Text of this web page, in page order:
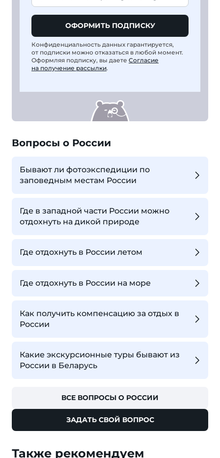
ОФОРМИТЬ ПОДПИСКУ
Конфиденциальность данных гарантируется,
от подписки можно отказаться в любой момент.
Оформляя подписку, вы даете Согласие
на получение рассылки.
Вопросы о России
Бывают ли фотоэкспедиции по
заповедным местам России
Где в западной части России можно
отдохнуть на дикой природе
Где отдохнуть в России летом
Где отдохнуть в России на море
Как получить компенсацию за отдых в
России
Какие экскурсионные туры бывают из
России в Беларусь
ВСЕ ВОПРОСЫ О РОССИИ
ЗАДАТЬ СВОЙ ВОПРОС
Также рекомендуем